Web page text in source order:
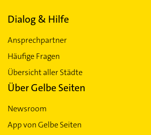
Dialog & Hilfe
Ansprechpartner
Häufige Fragen
Übersicht aller Städte
Über Gelbe Seiten
Newsroom
App von Gelbe Seiten